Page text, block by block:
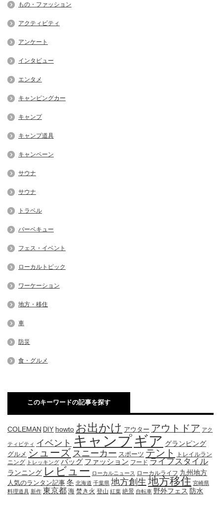
もの・ファッション
アクティビティ
アンケート
インタビュー
エンタメ
キャンピングカー
キャンプ
キャンプ道具
キャンペーン
サウナ
サウナ
トラベル
バーベキュー
フェス・イベント
ローカルトピック
ワーケーション
地方・移住
車
防災
食・グルメ
このキーワードの記事を探す
COLEMAN DIY howto お出かけ アウター アウトドア アク
ティビティ イベント キャンプギア グランピング
グルメ シューズ スニーカー スポーツ テント
トレイルラン
ニング トレッキング バッグ ファッション フード ライフスタイル
ランニング レビュー ローカルニュース ローカルライフ 九州地方
人気のランタン記事 冬 北海道 千葉県 地方創生 地方移住 宮崎県
料理道具 新作 東京都 海 焚き火 登山 紅葉 絶景 自転車 野外フェス 防水